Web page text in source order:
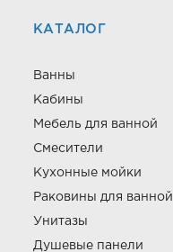
КАТАЛОГ
Ванны
Кабины
Мебель для ванной
Смесители
Кухонные мойки
Раковины для ванной
Унитазы
Душевые панели